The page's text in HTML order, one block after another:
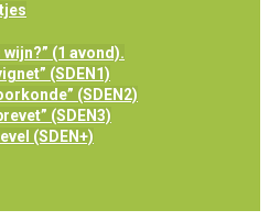
(1 avond).
(SDEN1)
(SDEN2)
(SDEN3)
(SDEN+)